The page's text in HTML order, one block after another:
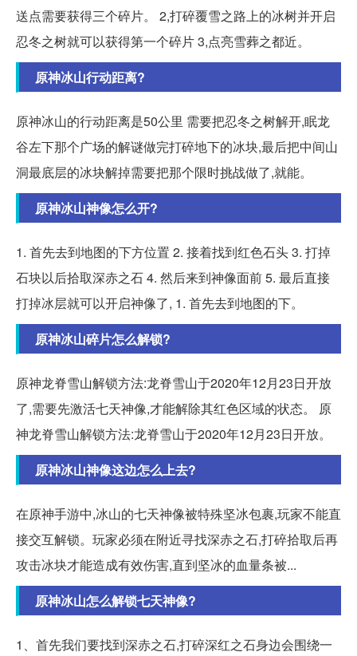
送点需要获得三个碎片。 2,打碎覆雪之路上的冰树并开启
忍冬之树就可以获得第一个碎片 3,点亮雪葬之都近。
原神冰山行动距离?
原神冰山的行动距离是50公里 需要把忍冬之树解开,眠龙
谷左下那个广场的解谜做完打碎地下的冰块,最后把中间山
洞最底层的冰块解掉需要把那个限时挑战做了,就能。
原神冰山神像怎么开?
1. 首先去到地图的下方位置 2. 接着找到红色石头 3. 打掉
石块以后拾取深赤之石 4. 然后来到神像面前 5. 最后直接
打掉冰层就可以开启神像了, 1. 首先去到地图的下。
原神冰山碎片怎么解锁?
原神龙脊雪山解锁方法:龙脊雪山于2020年12月23日开放
了,需要先激活七天神像,才能解除其红色区域的状态。 原
神龙脊雪山解锁方法:龙脊雪山于2020年12月23日开放。
原神冰山神像这边怎么上去?
在原神手游中,冰山的七天神像被特殊坚冰包裹,玩家不能直
接交互解锁。玩家必须在附近寻找深赤之石,打碎拾取后再
攻击冰块才能造成有效伤害,直到坚冰的血量条被...
原神冰山怎么解锁七天神像?
1、首先我们要找到深赤之石,打碎深红之石身边会围绕一